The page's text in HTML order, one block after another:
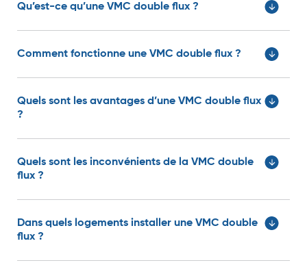
Qu’est-ce qu’une VMC double flux ?
Comment fonctionne une VMC double flux ?
Quels sont les avantages d’une VMC double flux
?
Quels sont les inconvénients de la VMC double
flux ?
Dans quels logements installer une VMC double
flux ?